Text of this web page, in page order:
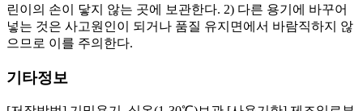
린이의 손이 닿지 않는 곳에 보관한다. 2) 다른 용기에 바꾸어
넣는 것은 사고원인이 되거나 품질 유지면에서 바람직하지 않
으므로 이를 주의한다.
기타정보